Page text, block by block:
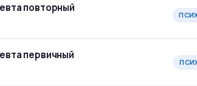
повторный
первичный